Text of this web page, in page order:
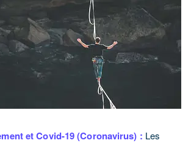
et Covid-19 (Coronavirus) : Les